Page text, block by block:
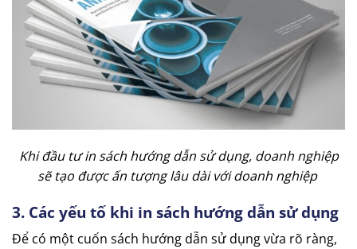
Khi đầu tư in sách hướng dẫn sử dụng, doanh nghiệp
sẽ tạo được ấn tượng lâu dài với doanh nghiệp
3. Các yếu tố khi in sách hướng dẫn sử dụng
Để có một cuốn sách hướng dẫn sử dụng vừa rõ ràng,